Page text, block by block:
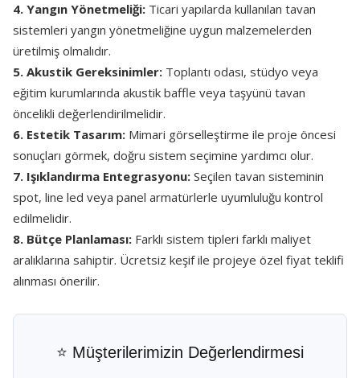
4. Yangın Yönetmeliği: Ticari yapılarda kullanılan tavan
sistemleri yangın yönetmeliğine uygun malzemelerden
üretilmiş olmalıdır.
5. Akustik Gereksinimler: Toplantı odası, stüdyo veya
eğitim kurumlarında akustik baffle veya taşyünü tavan
öncelikli değerlendirilmelidir.
6. Estetik Tasarım: Mimari görselleştirme ile proje öncesi
sonuçları görmek, doğru sistem seçimine yardımcı olur.
7. Işıklandırma Entegrasyonu: Seçilen tavan sisteminin
spot, line led veya panel armatürlerle uyumluluğu kontrol
edilmelidir.
8. Bütçe Planlaması: Farklı sistem tipleri farklı maliyet
aralıklarına sahiptir. Ücretsiz keşif ile projeye özel fiyat teklifi
alınması önerilir.
⭐ Müşterilerimizin Değerlendirmesi